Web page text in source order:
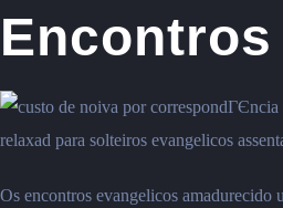
Encontros
relaxad para solteiros evangelicos
Os encontros evangelicos amadurecido